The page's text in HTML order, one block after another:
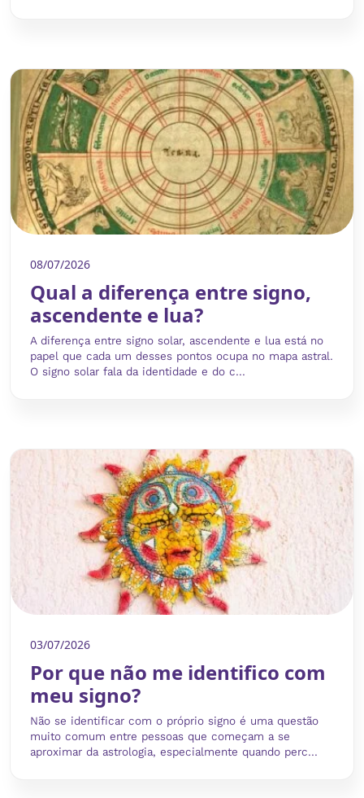
08/07/2026
Qual a diferença entre signo,
ascendente e lua?
A diferença entre signo solar, ascendente e lua está no
papel que cada um desses pontos ocupa no mapa astral.
O signo solar fala da identidade e do c...
03/07/2026
Por que não me identifico com
meu signo?
Não se identificar com o próprio signo é uma questão
muito comum entre pessoas que começam a se
aproximar da astrologia, especialmente quando perc...